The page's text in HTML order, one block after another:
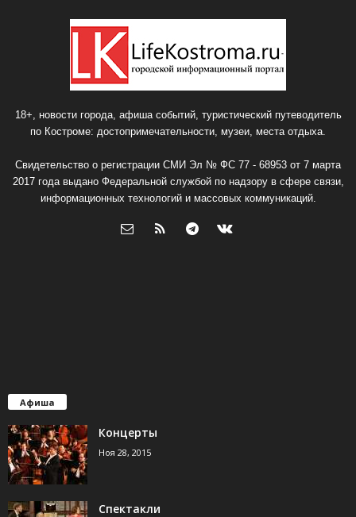
18+, новости города, афиша событий, туристический путеводитель
по Костроме: достопримечательности, музеи, места отдыха.
Свидетельство о регистрации СМИ Эл № ФС 77 - 68953 от 7 марта
2017 года выдано Федеральной службой по надзору в сфере связи,
информационных технологий и массовых коммуникаций.
Афиша
Концерты
Ноя 28, 2015
Спектакли